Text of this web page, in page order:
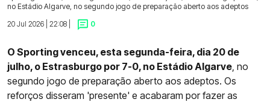
no Estádio Algarve, no segundo jogo de preparação aberto aos adeptos
20 Jul 2026 | 22:08 |
0
O Sporting venceu, esta segunda-feira, dia 20 de
julho, o Estrasburgo por 7-0, no Estádio Algarve , no
segundo jogo de preparação aberto aos adeptos. Os
reforços disseram 'presente' e acabaram por fazer as